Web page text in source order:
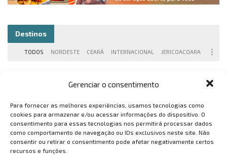
Gerenciar o consentimento
Para fornecer as melhores experiências, usamos tecnologias como
cookies para armazenar e/ou acessar informações do dispositivo. O
consentimento para essas tecnologias nos permitirá processar dados
como comportamento de navegação ou IDs exclusivos neste site. Não
consentir ou retirar o consentimento pode afetar negativamente certos
recursos e funções.
Destinos
TODOS NORDESTE CEARÁ INTERNACIONAL JERICOACOARA